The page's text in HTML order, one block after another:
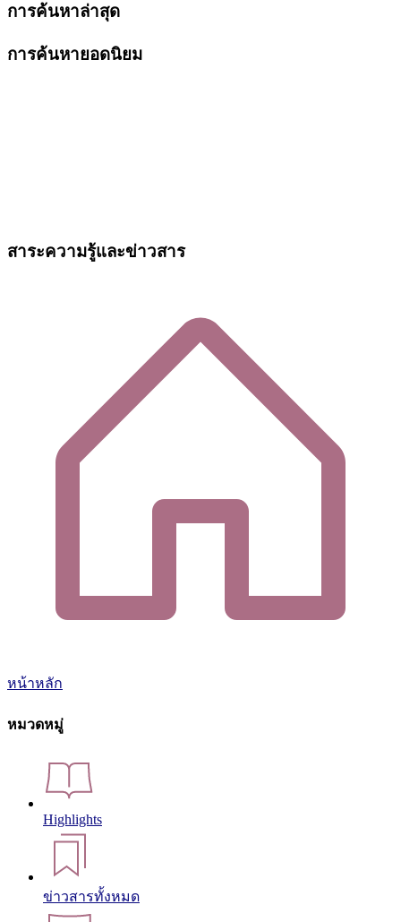
การค้นหาล่าสุด
การค้นหายอดนิยม
สาระความรู้และข่าวสาร
หน้าหลัก
หมวดหมู่
Highlights
ข่าวสารทั้งหมด